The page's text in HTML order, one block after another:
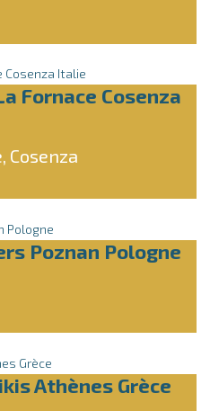
Fornace Cosenza
Cosenza
Poznan Pologne
Athènes Grèce